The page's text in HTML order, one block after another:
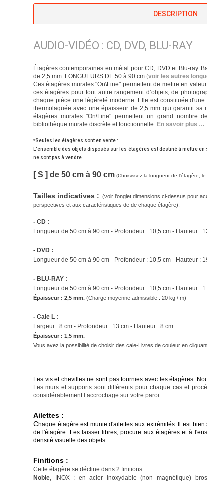
DESCRIPTION
AUDIO-VIDÉO : CD, DVD, BLU-RAY
Étagères contemporaines en métal pour CD, DVD et Blu-ray.
de 2,5 mm. LONGUEURS DE 50 à 90 cm (voir les autres
Ces étagères murales "On\Line" permettent de mettre en
ces étagères pour tout autre rangement d’objets, de
chaque pièce une légèreté moderne. Elle est constituée
thermolaquée avec une épaisseur de 2,5 mm qui garantit sa
étagères murales "On\Line" permettent un grand nombre
bibliothèque murale discrète et fonctionnelle. En savoir plus …
*Seules les étagères sont en vente :
L'ensemble des objets disposés sur les étagères est destiné à mettre
ne sont pas à vendre.
[ S ] de 50 cm à 90 cm (Choisissez la longueur de l'étagère, le
Tailles indicatives : (voir l'onglet dimensions ci-dessus pour
perspectives et aux caractéristiques de de chaque étagère).
- CD :
Longueur de 50 cm à 90 cm - Profondeur : 10,5 cm - Hauteur :
- DVD :
Longueur de 50 cm à 90 cm - Profondeur : 10,5 cm - Hauteur :
- BLU-RAY :
Longueur de 50 cm à 90 cm - Profondeur : 10,5 cm - Hauteur :
Épaisseur : 2,5 mm. (Charge moyenne admissible : 20 kg / m)
- Cale L :
Largeur : 8 cm - Profondeur : 13 cm - Hauteur : 8 cm.
Épaisseur : 1,5 mm.
Vous avez la possibilité de choisir des cale-Livres de couleur en
Les vis et chevilles ne sont pas fournies avec les étagères.
Les murs et supports sont différents pour chaque cas et
considérablement l’accrochage sur votre paroi.
Ailettes :
Chaque étagère est munie d'ailettes aux extrémités. Il est
de l'étagère. Les laisser libres, procure aux étagères et à
densité visuelle des objets.
Finitions :
Cette étagère se décline dans 2 finitions.
Noble, INOX : en acier inoxydable (non magnétique)